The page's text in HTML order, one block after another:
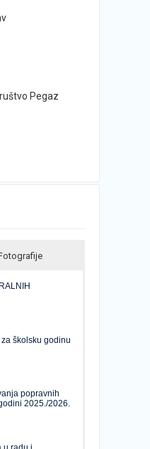
Pegaz
školsku godinu
popravnih
2025./2026.
u radu i